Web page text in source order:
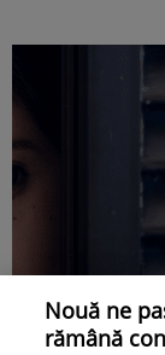
Nouă ne
rămână